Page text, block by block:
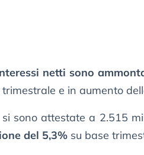
netti sono
trimestrale e in aumento
si sono attestate a 2.515
del 5,3% su base